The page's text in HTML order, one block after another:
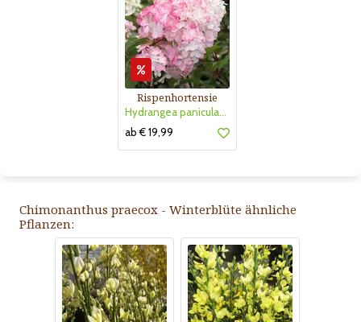
Rispenhortensie
Hydrangea paniculata 'Vanille Fraise'
ab € 19,99
Chimonanthus praecox - Winterblüte ähnliche
Pflanzen: